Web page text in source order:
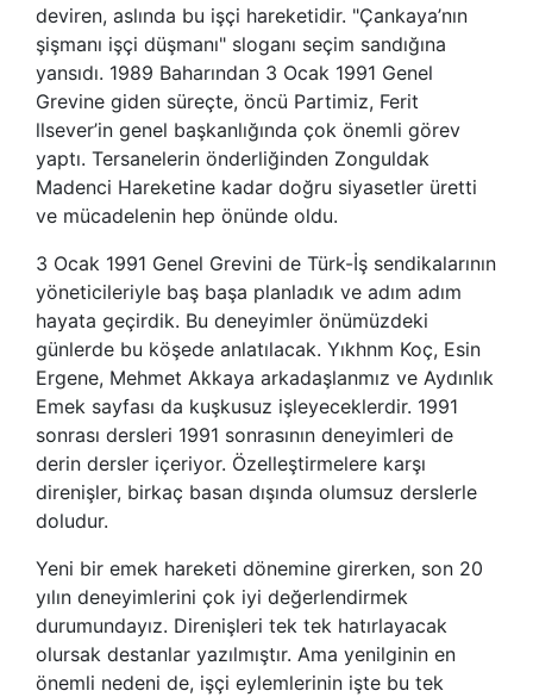
deviren, aslında bu işçi hareketidir. "Çankaya’nın
şişmanı işçi düşmanı" sloganı seçim sandığına
yansıdı. 1989 Baharından 3 Ocak 1991 Genel
Grevine giden süreçte, öncü Partimiz, Ferit
llsever’in genel başkanlığında çok önemli görev
yaptı. Tersanelerin önderliğinden Zonguldak
Madenci Hareketine kadar doğru siyasetler üretti
ve mücadelenin hep önünde oldu.
3 Ocak 1991 Genel Grevini de Türk-İş sendikalarının
yöneticileriyle baş başa planladık ve adım adım
hayata geçirdik. Bu deneyimler önümüzdeki
günlerde bu köşede anlatılacak. Yıkhnm Koç, Esin
Ergene, Mehmet Akkaya arkadaşlanmız ve Aydınlık
Emek sayfası da kuşkusuz işleyeceklerdir. 1991
sonrası dersleri 1991 sonrasının deneyimleri de
derin dersler içeriyor. Özelleştirmelere karşı
direnişler, birkaç basan dışında olumsuz derslerle
doludur.
Yeni bir emek hareketi dönemine girerken, son 20
yılın deneyimlerini çok iyi değerlendirmek
durumundayız. Direnişleri tek tek hatırlayacak
olursak destanlar yazılmıştır. Ama yenilginin en
önemli nedeni de, işçi eylemlerinin işte bu tek